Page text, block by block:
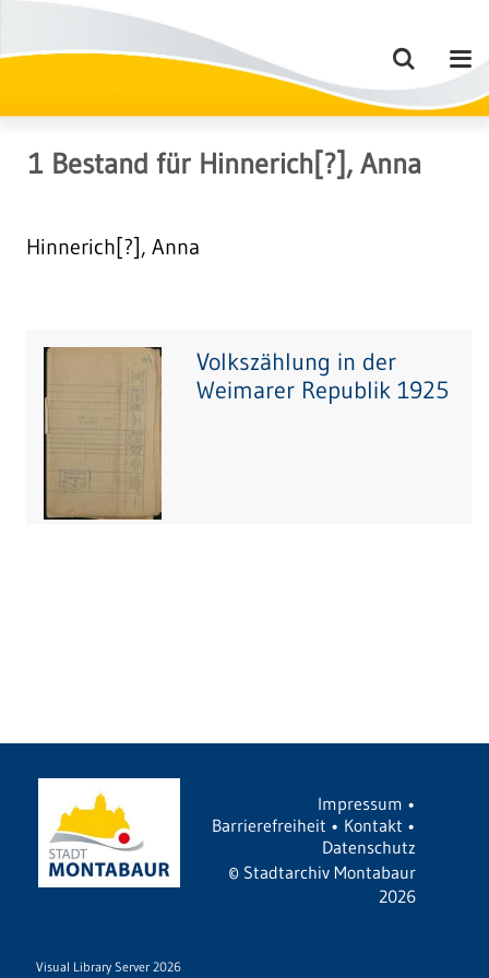
1 Bestand für Hinnerich[?], Anna
Hinnerich[?], Anna
Volkszählung in der
Weimarer Republik 1925
Impressum •
Barrierefreiheit • Kontakt •
Datenschutz
© Stadtarchiv Montabaur
2026
Visual Library Server 2026